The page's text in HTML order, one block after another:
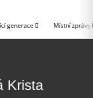
generace Místní zprávy
Krista